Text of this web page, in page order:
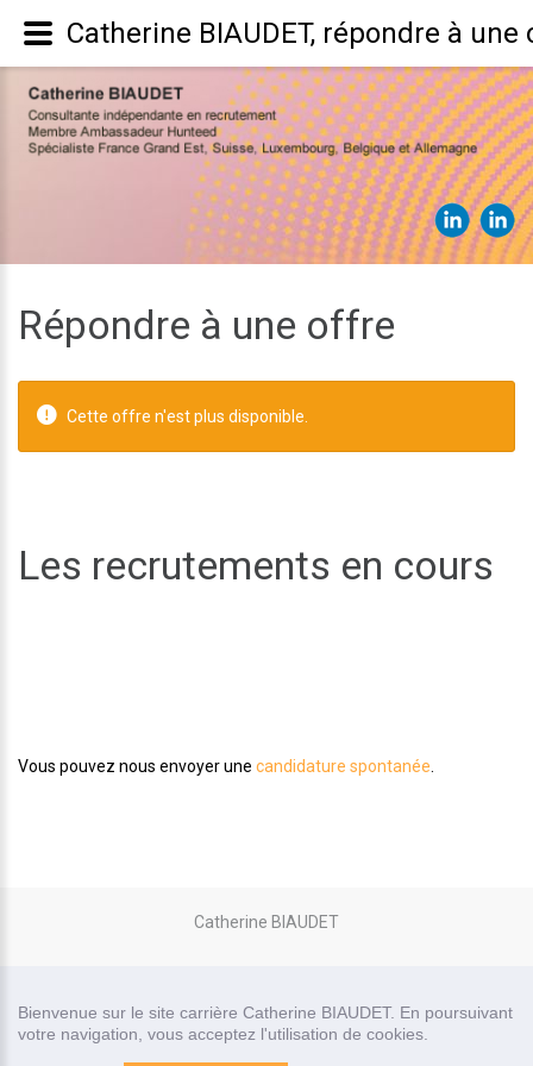
Bienvenue sur le site carrière Catherine BIAUDET. En poursuivant
votre navigation, vous acceptez l'utilisation de cookies.
Répondre à une offre
Cette offre n'est plus disponible.
Les recrutements en cours
Vous pouvez nous envoyer une candidature spontanée
Catherine BIAUDET
Recrutor, logiciel de recrutement
Catherine BIAUDET, répondre à